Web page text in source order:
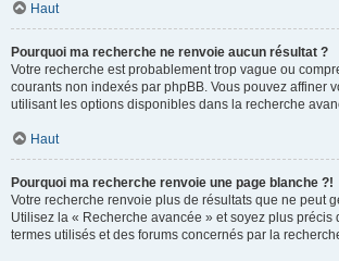
Haut
Pourquoi ma recherche ne renvoie aucun résultat ?
Votre recherche est probablement trop vague ou
courants non indexés par phpBB. Vous pouvez affiner
utilisant les options disponibles dans la recherche
Haut
Pourquoi ma recherche renvoie une page blanche ?!
Votre recherche renvoie plus de résultats que ne peut
Utilisez la « Recherche avancée » et soyez plus précis
termes utilisés et des forums concernés par la